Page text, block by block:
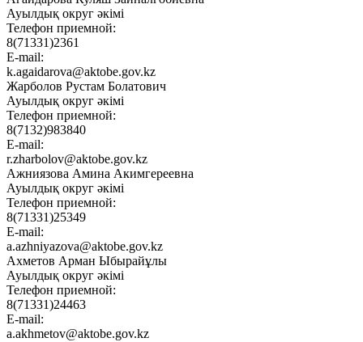
Ауылдық округ әкімі
Телефон приемной:
8(71331)2361
E-mail:
k.agaidarova@aktobe.gov.kz
Жарболов Рустам Болатович
Ауылдық округ әкімі
Телефон приемной:
8(7132)983840
E-mail:
r.zharbolov@aktobe.gov.kz
Ажниязова Амина Акимгереевна
Ауылдық округ әкімі
Телефон приемной:
8(71331)25349
E-mail:
a.azhniyazova@aktobe.gov.kz
Ахметов Арман Ыбырайұлы
Ауылдық округ әкімі
Телефон приемной:
8(71331)24463
E-mail:
a.akhmetov@aktobe.gov.kz